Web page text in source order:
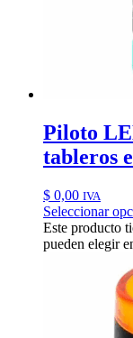
Piloto
tableros
$ 0,00 IVA
Seleccionar
Este producto
pueden elegir